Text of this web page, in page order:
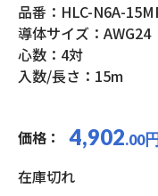
品番：HLC-N6A-
導体サイズ：AWG24
心数：4対
入数/長さ：15m
価格： 4,902.00
在庫切れ